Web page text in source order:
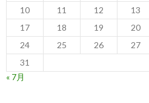
10
11 12 13
17
18 19 20
24
25 26 27
31
« 7月